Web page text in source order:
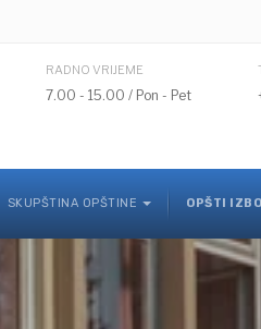
RADNO VRIJEME
7.00 - 15.00 / Pon - Pet
SKUPŠTINA OPŠTINE OPŠTI